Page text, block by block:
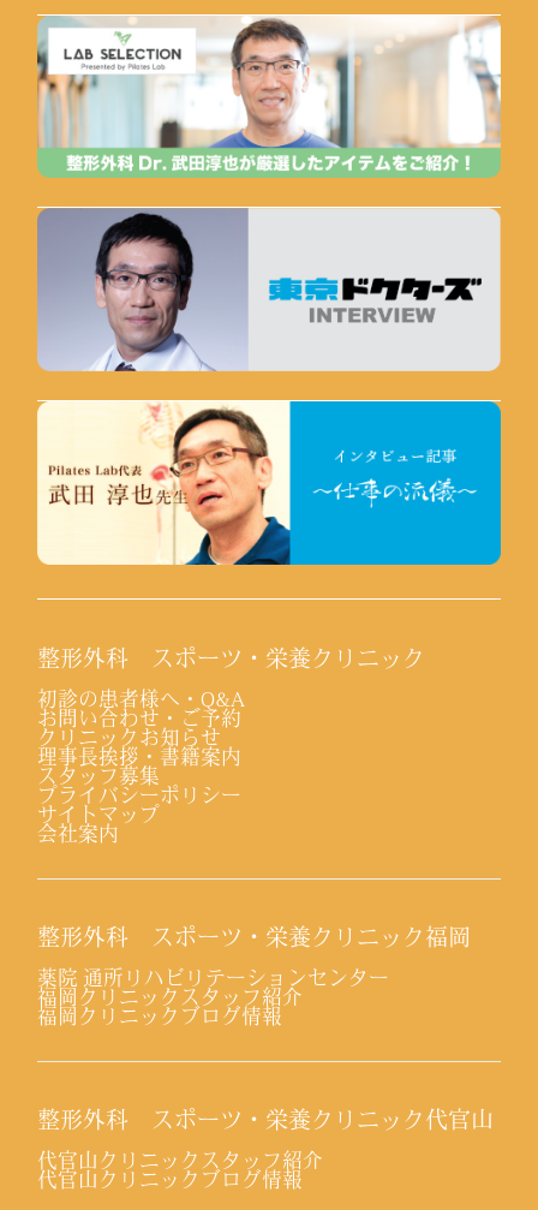
整形外科 スポーツ・栄養クリニック
初診の患者様へ・Q&A
お問い合わせ・ご予約
クリニックお知らせ
理事長挨拶・書籍案内
スタッフ募集
プライバシーポリシー
サイトマップ
会社案内
整形外科 スポーツ・栄養クリニック福岡
薬院 通所リハビリテーションセンター
福岡クリニックスタッフ紹介
福岡クリニックブログ情報
整形外科 スポーツ・栄養クリニック代官山
代官山クリニックスタッフ紹介
代官山クリニックブログ情報